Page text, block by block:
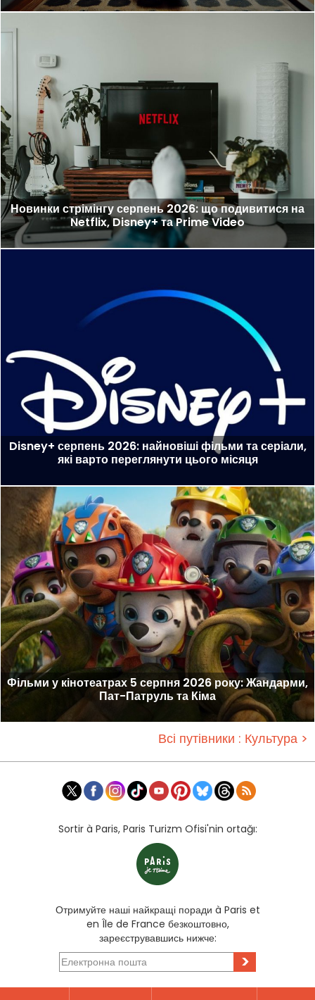
Новинки стрімінгу серпень 2026: що подивитися на
Netflix, Disney+ та Prime Video
Disney+ серпень 2026: найновіші фільми та серіали,
які варто переглянути цього місяця
Фільми у кінотеатрах 5 серпня 2026 року: Жандарми,
Пат-Патруль та Кіма
Всі путівники : Культура >
Sortir à Paris, Paris Turizm Ofisi'nin ortağı:
Отримуйте наші найкращі поради à Paris et
en Île de France безкоштовно,
зареєструвавшись нижче:
>